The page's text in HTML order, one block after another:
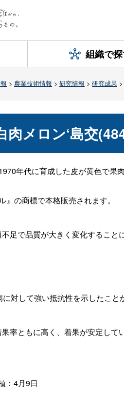
組織で
> 農業技術情報 > 研究情報 > 研究成果 >
メロン‘島交
年代に育成した皮が黄色で果
の商標で本格販売されます。
足で品質が大きく変化するこ
に対して強い抵抗性を示したこ
率ともに高く、着果が安定して
：4月9日